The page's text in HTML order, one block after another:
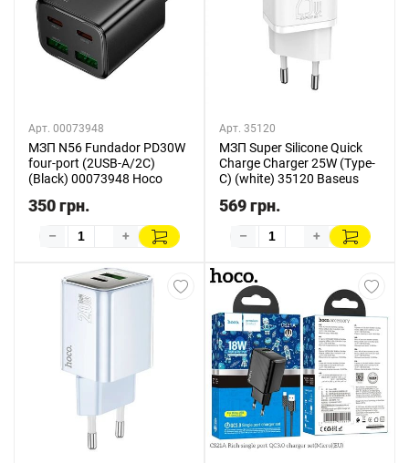
Арт. 00073948
МЗП N56 Fundador PD30W
four-port (2USB-A/2C)
(Black) 00073948 Hoco
350 грн.
– +
Арт. 35120
МЗП Super Silicone Quick
Charge Charger 25W (Type-
C) (white) 35120 Baseus
569 грн.
– +